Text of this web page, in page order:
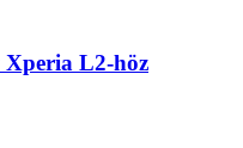
Xperia L2-höz